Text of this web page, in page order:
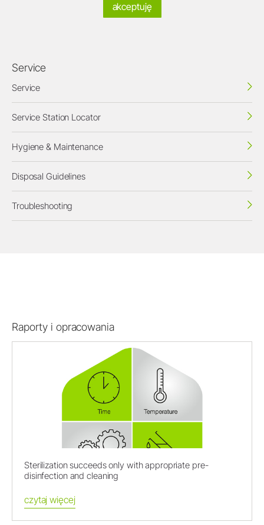
akceptuję
Service
Service
Service Station Locator
Hygiene & Maintenance
Disposal Guidelines
Troubleshooting
Raporty i opracowania
Sterilization succeeds only with appropriate pre-
disinfection and cleaning
czytaj więcej